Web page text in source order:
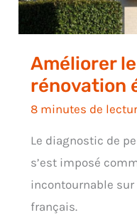
Améliorer
rénovation
8 minutes de
Le diagnostic de
s’est imposé
incontournable
français.